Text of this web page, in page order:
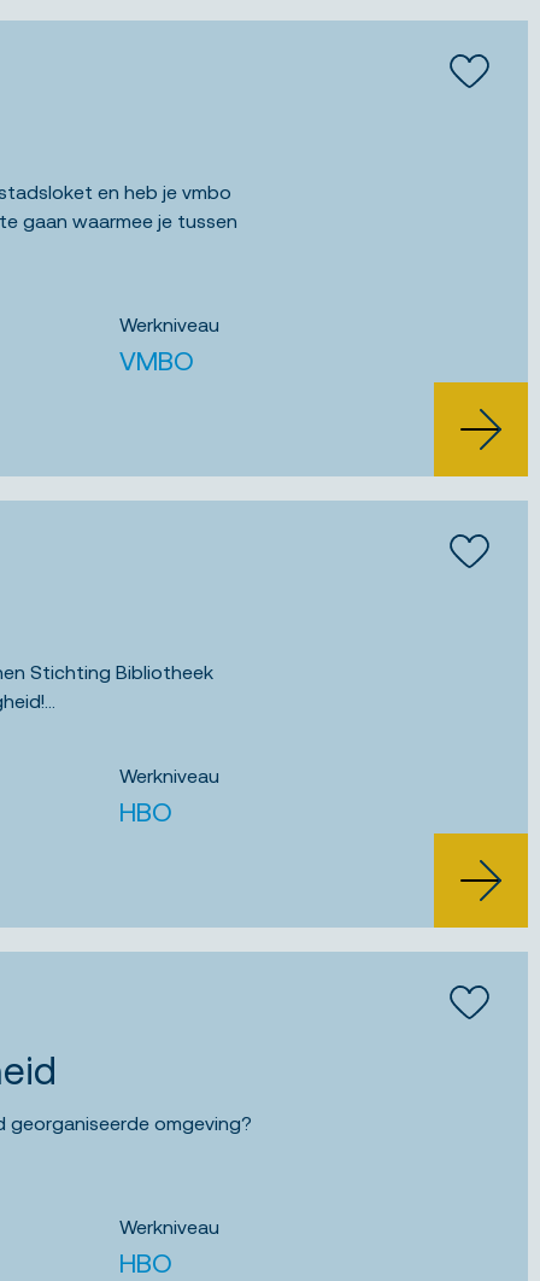
en heb je vmbo
gaan waarmee je tussen
Werkniveau
VMBO
BEKIJK
Stichting Bibliotheek
Werkniveau
HBO
BEKIJK
georganiseerde omgeving?
Werkniveau
HBO